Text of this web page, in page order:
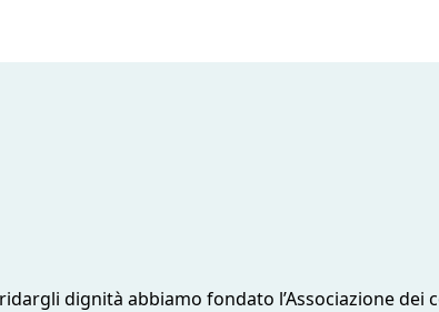
dignità abbiamo fondato l’Associazione